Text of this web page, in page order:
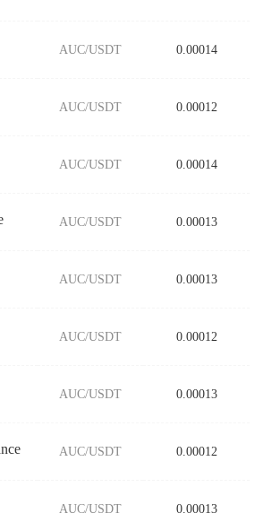
AUC/USDT 0.00014
AUC/USDT 0.00012
AUC/USDT 0.00014
AUC/USDT 0.00013
AUC/USDT 0.00013
AUC/USDT 0.00012
AUC/USDT 0.00013
AUC/USDT 0.00012
AUC/USDT 0.00013